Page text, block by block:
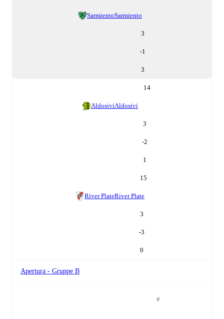
SarmientoSarmiento
3
-1
3
14
AldosiviAldosivi
3
-2
1
15
River PlateRiver Plate
3
-3
0
Apertura - Gruppe B
#